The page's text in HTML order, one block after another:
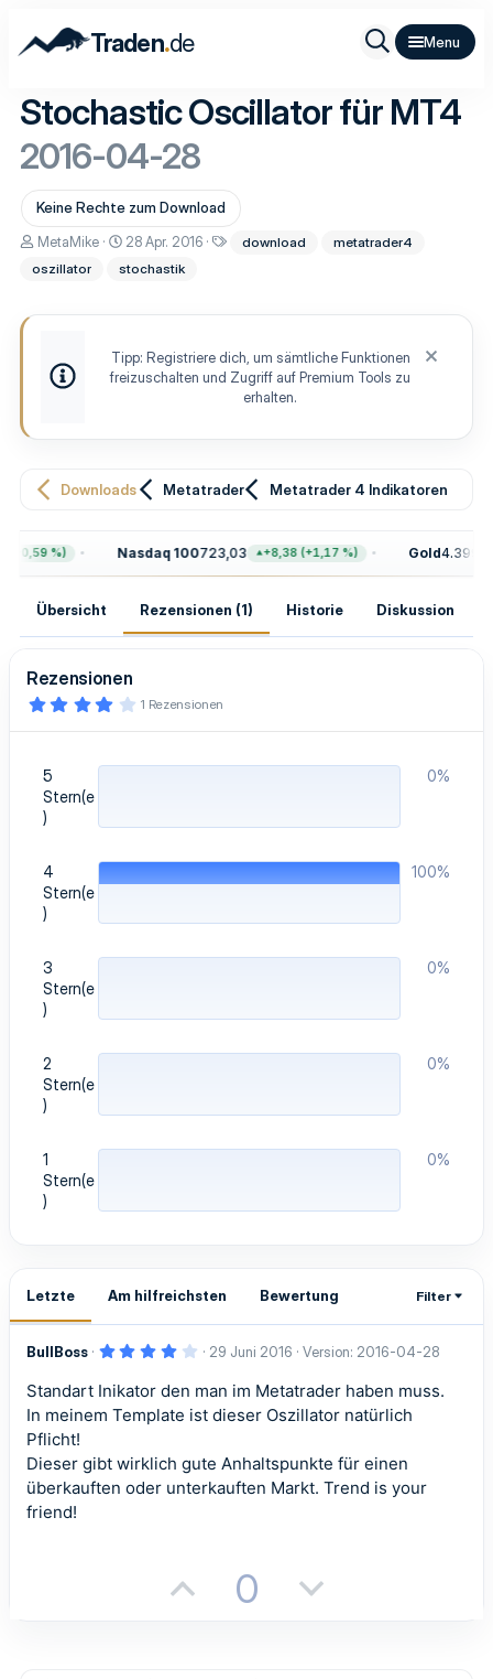
Traden.de
Stochastic Oscillator für MT4
2016-04-28
Keine Rechte zum Download
A
t
MetaMike
D
t
s
t
g
28 Apr. 2016
o
r
download
metatrader4
oszillator
stochastik
Tipp: Registriere dich, um sämtliche Funktionen
freizuschalten und Zugriff auf Premium Tools zu
erhalten.
Downloads Metatrader Metatrader 4 Indikatoren
%) Nasdaq 100723,03 +8,38 (+1,17 %) Gold4.399,70
Übersicht Rezensionen (1) Historie Diskussion
Rezensionen
4
0
S
n
e
)
1 Rezensionen
5
Stern(e
)
0%
4
Stern(e
)
100%
3
Stern(e
)
0%
2
Stern(e
)
0%
1
Stern(e
)
0%
Letzte Am hilfreichsten Bewertung Filter
BullBoss
4
0
S
t
n
e
29 Juni 2016 Version: 2016-04-28
Standart Inikator den man im Metatrader haben muss.
In meinem Template ist dieser Oszillator natürlich
Pflicht!
Dieser gibt wirklich gute Anhaltspunkte für einen
überkauften oder unterkauften Markt. Trend is your
friend!
0